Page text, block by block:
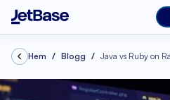
Hem Blogg Java vs Ruby on